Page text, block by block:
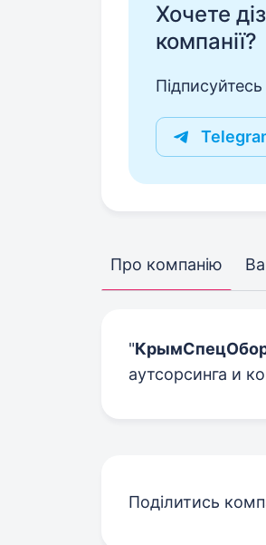
Хочете
компанії?
Про компанію
"
аутсорсинга и
Поділитись